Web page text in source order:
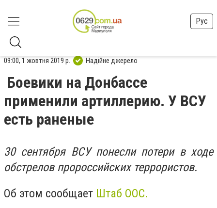
Рус
09:00, 1 жовтня 2019 р. Надійне джерело
Боевики на Донбассе
применили артиллерию. У ВСУ
есть раненые
30 сентября ВСУ понесли потери в ходе
обстрелов пророссийских террористов.
Об этом сообщает Штаб ООС.